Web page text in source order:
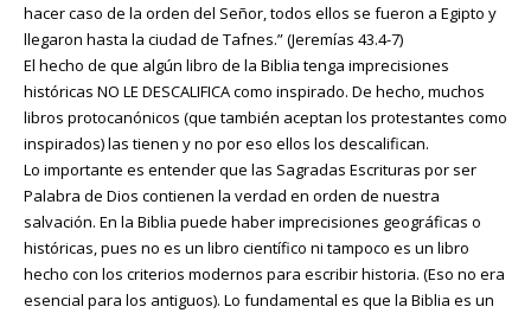
hacer caso de la orden del Señor, todos ellos se fueron a Egipto y
llegaron hasta la ciudad de Tafnes.” (Jeremías 43.4-7)
El hecho de que algún libro de la Biblia tenga imprecisiones
históricas NO LE DESCALIFICA como inspirado. De hecho, muchos
libros protocanónicos (que también aceptan los protestantes como
inspirados) las tienen y no por eso ellos los descalifican.
Lo importante es entender que las Sagradas Escrituras por ser
Palabra de Dios contienen la verdad en orden de nuestra
salvación. En la Biblia puede haber imprecisiones geográficas o
históricas, pues no es un libro científico ni tampoco es un libro
hecho con los criterios modernos para escribir historia. (Eso no era
esencial para los antiguos). Lo fundamental es que la Biblia es un